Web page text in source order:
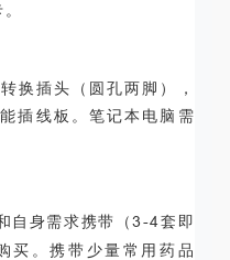
换插头（圆孔两脚），
插线板。笔记本电脑需
自身需求携带（3-4套即
买。携带少量常用药品